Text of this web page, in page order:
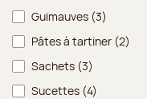
Guimauves (3)
Pâtes à tartiner (2)
Sachets (3)
Sucettes (4)